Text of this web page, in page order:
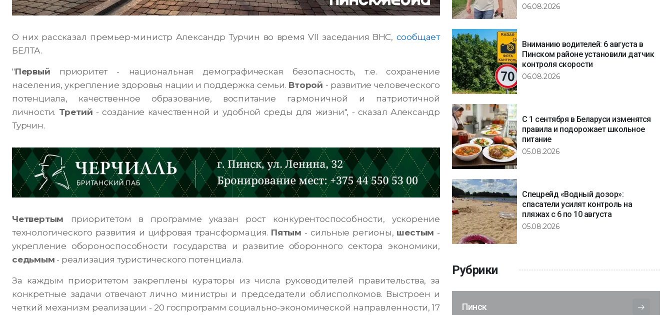
О них рассказал премьер-министр Александр Турчин во время VII заседания ВНС, сообщает
БЕЛТА.
"Первый приоритет - национальная демографическая безопасность, т.е. сохранение
населения, укрепление здоровья нации и поддержка семьи. Второй - развитие человеческого
потенциала, качественное образование, воспитание гармоничной и патриотичной
личности. Третий - создание качественной и удобной среды для жизни", - сказал Александр
Турчин.
Четвертым приоритетом в программе указан рост конкурентоспособности, ускорение
технологического развития и цифровая трансформация. Пятым - сильные регионы, шестым -
укрепление обороноспособности государства и развитие оборонного сектора экономики,
седьмым - реализация туристического потенциала.
За каждым приоритетом закреплены кураторы из числа руководителей правительства, за
конкретные задачи отвечают лично министры и председатели облисполкомов. Выстроен и
четкий механизм реализации - 20 госпрограмм социально-экономической направленности, 17
06.08.2026
Вниманию водителей: 6 августа в
Пинском районе установили датчик
контроля скорости
06.08.2026
С 1 сентября в Беларуси изменятся
правила и подорожает школьное
питание
05.08.2026
Спецрейд «Водный дозор»:
спасатели усилят контроль на
пляжах с 6 по 10 августа
05.08.2026
Рубрики
Пинск